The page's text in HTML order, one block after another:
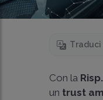
Traduci
Con la
un trust